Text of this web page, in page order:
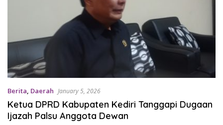
Berita, Daerah January 5, 2026
Ketua DPRD Kabupaten Kediri Tanggapi Dugaan
Ijazah Palsu Anggota Dewan